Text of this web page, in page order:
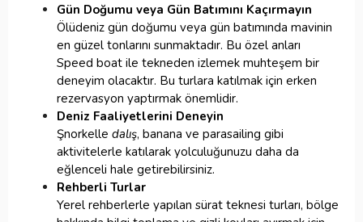
Gün Doğumu veya Gün Batımını Kaçırmayın
Ölüdeniz gün doğumu veya gün batımında mavinin
en güzel tonlarını sunmaktadır. Bu özel anları
Speed boat ile tekneden izlemek muhteşem bir
deneyim olacaktır. Bu turlara katılmak için erken
rezervasyon yaptırmak önemlidir.
Deniz Faaliyetlerini Deneyin
Şnorkelle dalış, banana ve parasailing gibi
aktivitelerle katılarak yolculuğunuzu daha da
eğlenceli hale getirebilirsiniz.
Rehberli Turlar
Yerel rehberlerle yapılan sürat teknesi turları, bölge